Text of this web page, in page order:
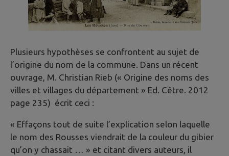
Plusieurs hypothèses se confrontent au sujet de
l’origine du nom de la commune. Dans un récent
ouvrage, M. Christian Rieb (« Origine des noms des
villes et villages du département » Ed. Cêtre. 2012
page 235) écrit ceci :
« Effaçons tout de suite l’explication selon laquelle
le nom des Rousses viendrait de la couleur du gibier
qu’on y chassait … » et citant divers auteurs, il